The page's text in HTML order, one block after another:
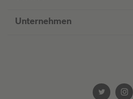
Unternehmen